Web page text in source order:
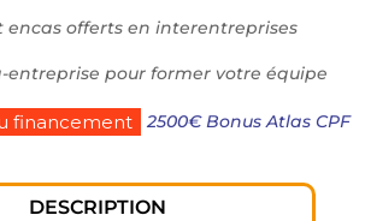
encas offerts en interentreprises
entreprise pour former votre équipe
financement 2500€ Bonus Atlas CPF
DESCRIPTION